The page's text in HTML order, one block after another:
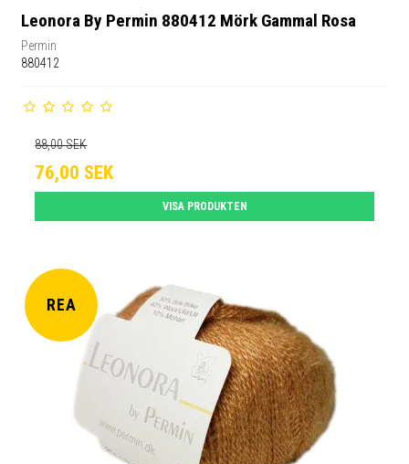
Leonora By Permin 880412 Mörk Gammal Rosa
Permin
880412
88,00 SEK
76,00 SEK
VISA PRODUKTEN
REA